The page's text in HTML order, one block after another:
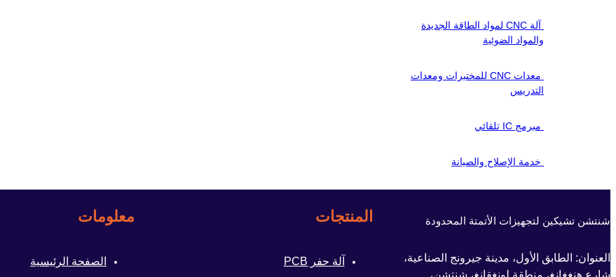
آلة CNC لمواد الطاقة الجديدة
والمواد الضوئية
معدات CNC للمختبرات ومعدات
التدريس
مبرمج IC تلقائي
خدمة الإصلاح والصيانة
شنتشن تشيكين لتجهيزات الأتمتة المحدودة
العنوان: الطابق الأول، مدينة جيرونج الصناعية،
شارع هنغغانغ، منطقة لونغقانغ، شنتشن،
المنتجات
آلة حفر PCB
معلومات
الصفحة الرئيسية